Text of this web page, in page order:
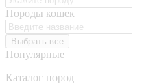
Породы кошек
Выбрать все
Популярные
Каталог пород